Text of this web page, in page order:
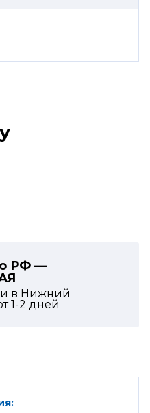
РФ —
в Нижний
1-2 дней